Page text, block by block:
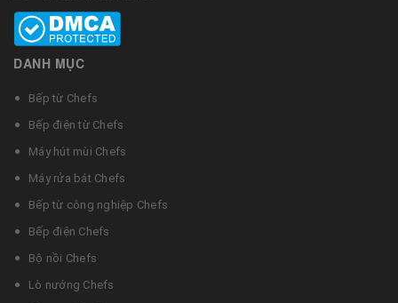
DANH MỤC
Bếp từ Chefs
Bếp điện từ Chefs
Máy hút mùi Chefs
Máy rửa bát Chefs
Bếp từ công nghiệp Chefs
Bếp điện Chefs
Bộ nồi Chefs
Lò nướng Chefs